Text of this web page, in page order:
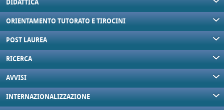
DIDATTICA
ORIENTAMENTO TUTORATO E TIROCINI
POST LAUREA
RICERCA
AVVISI
INTERNAZIONALIZZAZIONE